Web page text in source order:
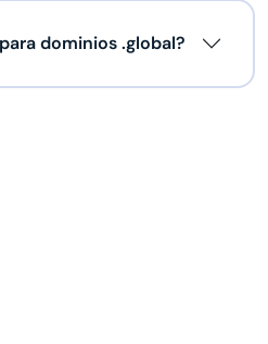
dominios .global?